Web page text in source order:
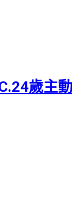
歲主